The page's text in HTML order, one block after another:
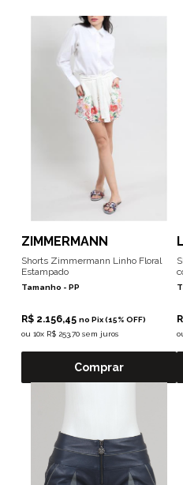
ZIMMERMANN
Shorts Zimmermann Linho Floral
Estampado
Tamanho - PP
R$ 2.156,45 no Pix (15% OFF)
ou 10x R$ 253,70 sem juros
Comprar